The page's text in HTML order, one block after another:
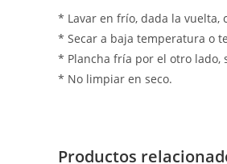
* Lavar en frío, dada la vuelta,
* Secar a baja temperatura o
* Plancha fría por el otro lado,
* No limpiar en seco.
Productos